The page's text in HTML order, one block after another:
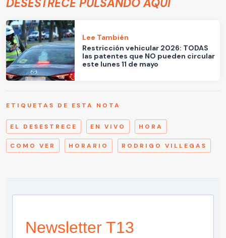
DESESTRECE PULSANDO AQUÍ
Lee También
Restricción vehicular 2026: TODAS
las patentes que NO pueden circular
este lunes 11 de mayo
ETIQUETAS DE ESTA NOTA
EL DESESTRECE EN VIVO HORA
COMO VER HORARIO RODRIGO VILLEGAS
Newsletter T13